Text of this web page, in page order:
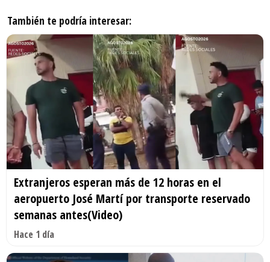
También te podría interesar:
Extranjeros esperan más de 12 horas en el
aeropuerto José Martí por transporte reservado
semanas antes(Video)
Hace 1 día